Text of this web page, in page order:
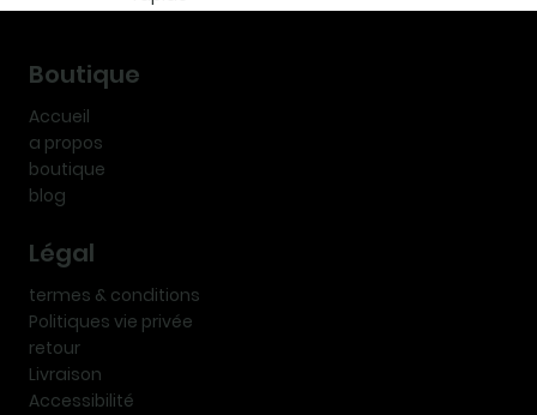
Boutique
Accueil
a propos
boutique
blog
Légal
termes & conditions
Politiques vie privée
retour
Livraison
Accessibilité